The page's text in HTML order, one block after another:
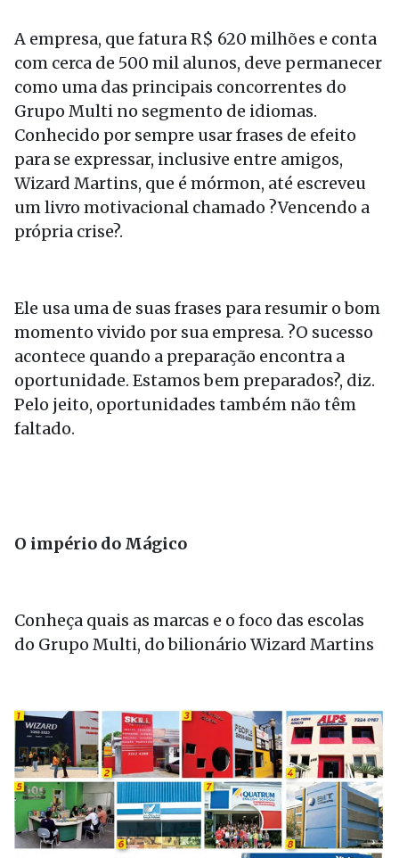
A empresa, que fatura R$ 620 milhões e conta
com cerca de 500 mil alunos, deve permanecer
como uma das principais concorrentes do
Grupo Multi no segmento de idiomas.
Conhecido por sempre usar frases de efeito
para se expressar, inclusive entre amigos,
Wizard Martins, que é mórmon, até escreveu
um livro motivacional chamado ?Vencendo a
própria crise?.
Ele usa uma de suas frases para resumir o bom
momento vivido por sua empresa. ?O sucesso
acontece quando a preparação encontra a
oportunidade. Estamos bem preparados?, diz.
Pelo jeito, oportunidades também não têm
faltado.
O império do Mágico
Conheça quais as marcas e o foco das escolas
do Grupo Multi, do bilionário Wizard Martins